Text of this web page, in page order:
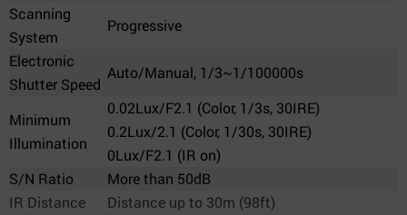
Scanning
System
Progressive
Electronic
Shutter Speed
Auto/Manual, 1/3~1/100000s
Minimum
Illumination
0.02Lux/F2.1 (Color, 1/3s, 30IRE)
0.2Lux/2.1 (Color, 1/30s, 30IRE)
0Lux/F2.1 (IR on)
S/N Ratio
More than 50dB
IR Distance
Distance up to 30m (98ft)